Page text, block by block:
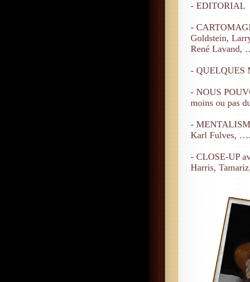
- EDITORIAL
-
Goldstein,
René Lavand,
- QUELQUES
- NOUS
moins ou pas
-
Karl Fulves, ….
- CLOSE-UP
Harris,